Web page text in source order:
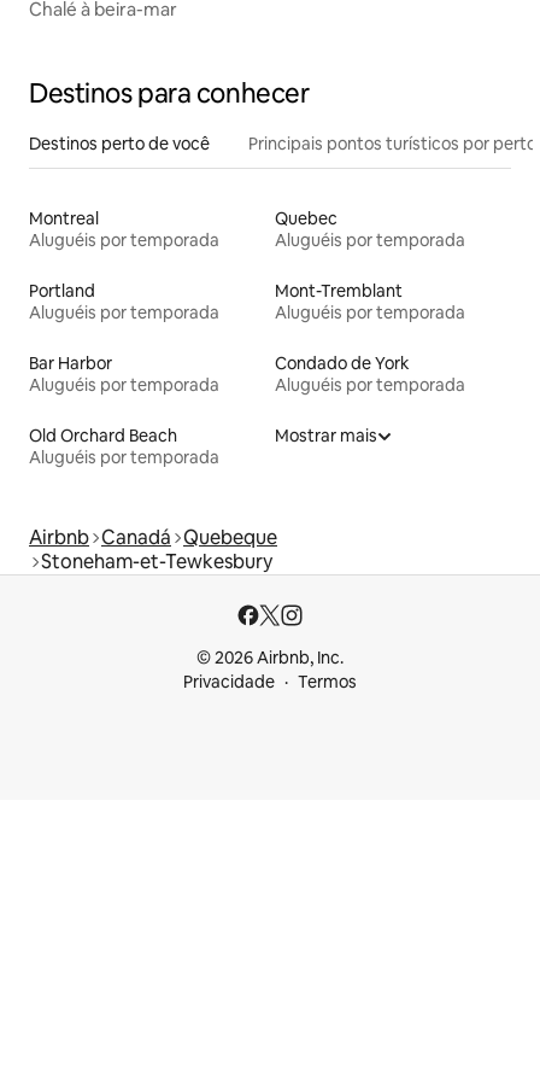
Chalé à beira-mar
Destinos para conhecer
Destinos perto de você Principais pontos turísticos por perto
Montreal
Aluguéis por temporada
Quebec
Aluguéis por temporada
Portland
Aluguéis por temporada
Mont-Tremblant
Aluguéis por temporada
Bar Harbor
Aluguéis por temporada
Condado de York
Aluguéis por temporada
Old Orchard Beach
Aluguéis por temporada
Mostrar mais
Airbnb Canadá Quebeque
Stoneham-et-Tewkesbury
© 2026 Airbnb, Inc.
Privacidade
Termos